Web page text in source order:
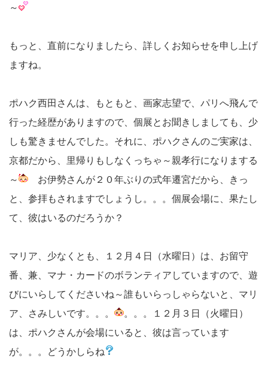
～
もっと、直前になりましたら、詳しくお知らせを申し上げ
ますね。
ポハク西田さんは、もともと、画家志望で、パリへ飛んで
行った経歴がありますので、個展とお聞きしましても、少
しも驚きませんでした。それに、ポハクさんのご実家は、
京都だから、里帰りもしなくっちゃ～親孝行になりまする
～
お伊勢さんが２０年ぶりの式年遷宮だから、きっ
と、参拝もされますでしょうし。。。個展会場に、果たし
て、彼はいるのだろうか？
マリア、少なくとも、１２月４日（水曜日）は、お留守
番、兼、マナ・カードのボランティアしていますので、遊
びにいらしてくださいね～誰もいらっしゃらないと、マリ
ア、さみしいです。。。
。。。１２月３日（火曜日）
は、ポハクさんが会場にいると、彼は言っています
が。。。どうかしらね